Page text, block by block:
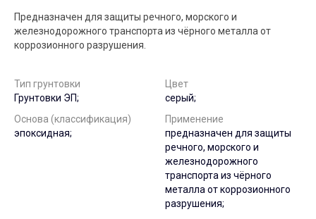
Предназначен для защиты речного, морского и
железнодорожного транспорта из чёрного металла от
коррозионного разрушения.
Тип грунтовки
Грунтовки ЭП;
Цвет
серый;
Основа (классификация)
эпоксидная;
Применение
предназначен для защиты
речного, морского и
железнодорожного
транспорта из чёрного
металла от коррозионного
разрушения;